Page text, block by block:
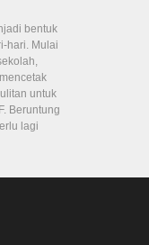
bentuk
hari. Mulai
untuk
Beruntung
lagi